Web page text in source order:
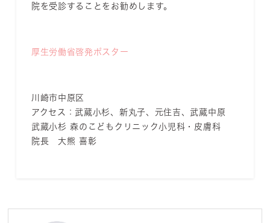
院を受診することをお勧めします。
厚生労働省啓発ポスター
川崎市中原区
アクセス：武蔵小杉、新丸子、元住吉、武蔵中原
武蔵小杉 森のこどもクリニック小児科・皮膚科
院長 大熊 喜彰